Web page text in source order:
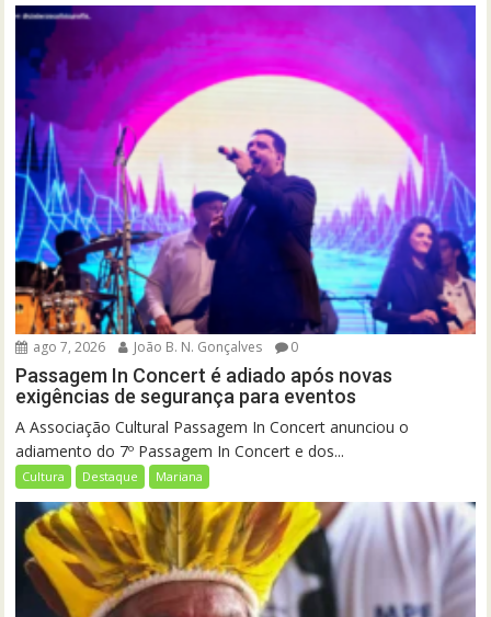
ago 7, 2026 João B. N. Gonçalves 0
Passagem In Concert é adiado após novas
exigências de segurança para eventos
A Associação Cultural Passagem In Concert anunciou o
adiamento do 7º Passagem In Concert e dos...
Cultura Destaque Mariana